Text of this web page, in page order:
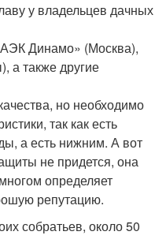
у владельцев дачных
Динамо» (Москва),
а также другие
но необходимо
так как есть
а есть нижним. А вот
не придется, она
определяет
репутацию.
собратьев, около 50